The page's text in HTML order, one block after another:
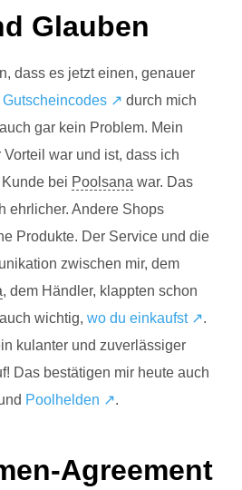
Glauben
dass es jetzt einen, genauer
Gutscheincodes ↗ durch mich
gar kein Problem. Mein
war und ist, dass ich
Kunde bei Poolsana war. Das
ehrlicher. Andere Shops
Produkte. Der Service und die
zwischen mir, dem
, dem Händler, klappten schon
wichtig, wo du einkaufst ↗.
kulanter und zuverlässiger
Das bestätigen mir heute auch
Poolhelden ↗.
Agreement